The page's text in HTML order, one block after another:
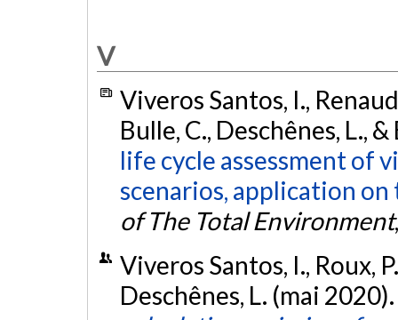
V
Viveros Santos, I.,
Bulle, C., Deschênes, L.,
life cycle assessment of
scenarios, application on
of The Total Environment
Viveros Santos, I., Roux,
Deschênes, L. (mai 2020).